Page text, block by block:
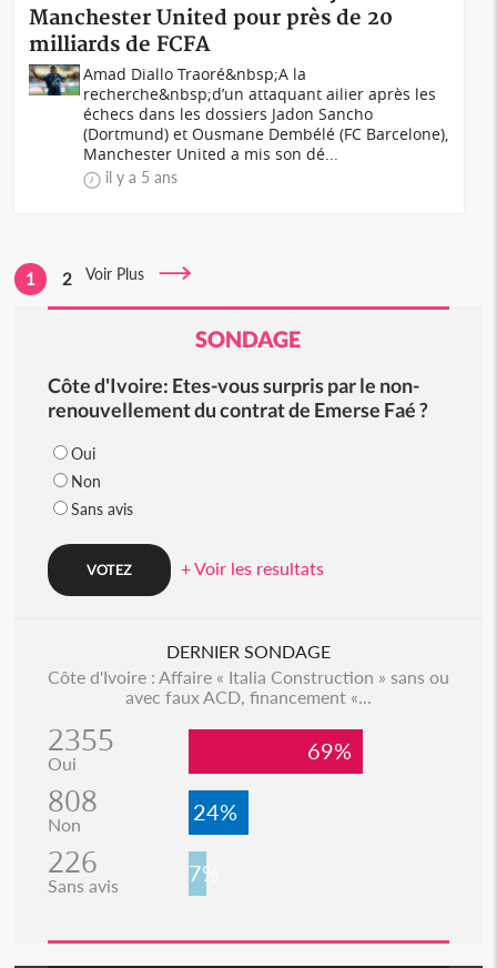
Manchester United pour près de 20
milliards de FCFA
Amad Diallo Traoré&nbsp;A la
recherche&nbsp;d’un attaquant ailier après les
échecs dans les dossiers Jadon Sancho
(Dortmund) et Ousmane Dembélé (FC Barcelone),
Manchester United a mis son dé...
il y a 5 ans
1 2 Voir Plus
SONDAGE
Côte d'Ivoire: Etes-vous surpris par le non-
renouvellement du contrat de Emerse Faé ?
Oui
Non
Sans avis
+ Voir les resultats
DERNIER SONDAGE
Côte d'Ivoire : Affaire « Italia Construction » sans ou
avec faux ACD, financement «...
2355
Oui 69%
808
Non 24%
226
Sans avis 7%